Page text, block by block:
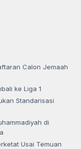
Calon Jemaah
ke Liga 1
Standarisasi
di
Usai Temuan